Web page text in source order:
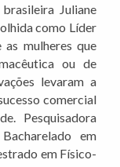
Juliane
como Líder
mulheres que
ou de
levaram a
comercial
Pesquisadora
em
em Físico-